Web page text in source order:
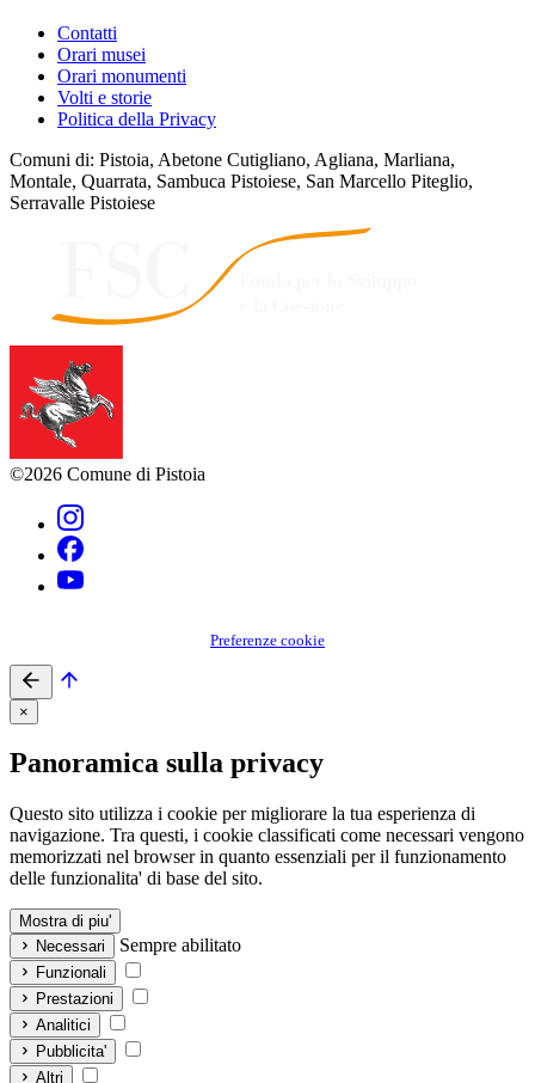
Contatti
Orari musei
Orari monumenti
Volti e storie
Politica della Privacy
Comuni di: Pistoia, Abetone Cutigliano, Agliana, Marliana,
Montale, Quarrata, Sambuca Pistoiese, San Marcello Piteglio,
Serravalle Pistoiese
©2026 Comune di Pistoia
Preferenze cookie
×
Panoramica sulla privacy
Questo sito utilizza i cookie per migliorare la tua esperienza di
navigazione. Tra questi, i cookie classificati come necessari vengono
memorizzati nel browser in quanto essenziali per il funzionamento
delle funzionalita' di base del sito.
Mostra di piu'
Necessari
Sempre abilitato
Funzionali
Prestazioni
Analitici
Pubblicita'
Altri